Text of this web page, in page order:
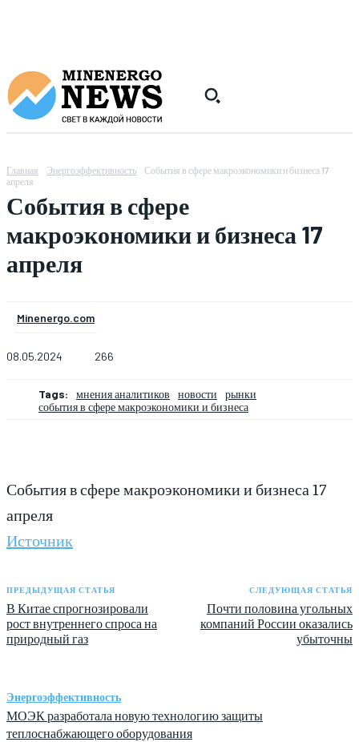
Главная Энергоэффективность
События в сфере макроэкономики и бизнеса 17
апреля
События в сфере
макроэкономики и бизнеса 17
апреля
Minenergo.com
08.05.2024 266
Tags: мнения аналитиков новости
рынки
события в сфере макроэкономики и бизнеса
События в сфере макроэкономики и бизнеса 17
апреля
Источник
ПРЕДЫДУЩАЯ СТАТЬЯ
В Китае спрогнозировали
рост внутреннего спроса на
природный газ
СЛЕДУЮЩАЯ СТАТЬЯ
Почти половина угольных
компаний России оказались
убыточны
Энергоэффективность
МОЭК разработала новую технологию защиты
теплоснабжающего оборудования